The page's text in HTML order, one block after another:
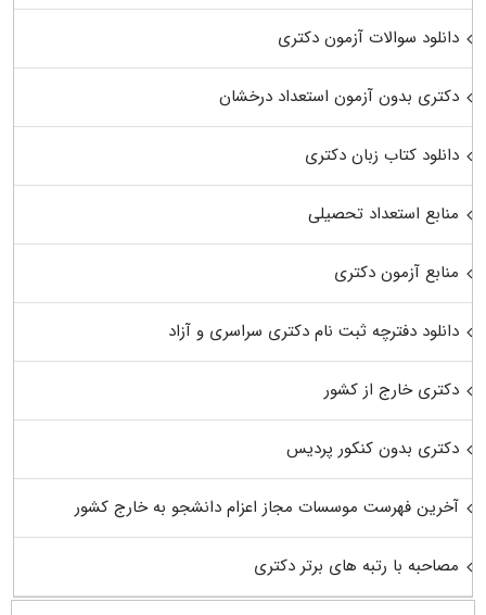
دانلود سوالات آزمون دکتری
دکتری بدون آزمون استعداد درخشان
دانلود کتاب زبان دکتری
منابع استعداد تحصیلی
منابع آزمون دکتری
دانلود دفترچه ثبت نام دکتری سراسری و آزاد
دکتری خارج از کشور
دکتری بدون کنکور پردیس
آخرین فهرست موسسات مجاز اعزام دانشجو به خارج کشور
مصاحبه با رتبه های برتر دکتری